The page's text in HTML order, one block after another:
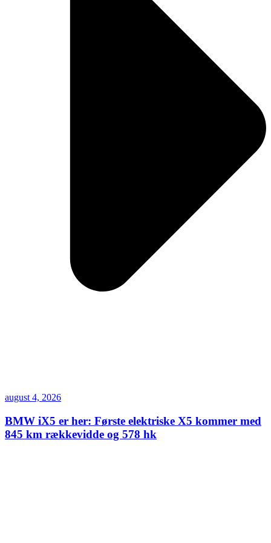
august 4, 2026
BMW iX5 er her: Første elektriske X5 kommer med
845 km rækkevidde og 578 hk